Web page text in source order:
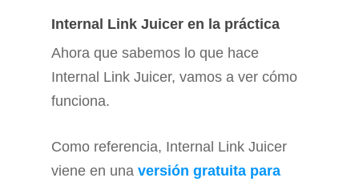
Internal Link Juicer en la práctica
Ahora que sabemos lo que hace
Internal Link Juicer, vamos a ver cómo
funciona.
Como referencia, Internal Link Juicer
viene en una versión gratuita para